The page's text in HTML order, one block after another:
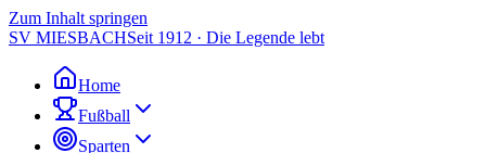
Zum Inhalt springen
SV MIESBACHSeit 1912 · Die Legende lebt
Home
Fußball
Sparten